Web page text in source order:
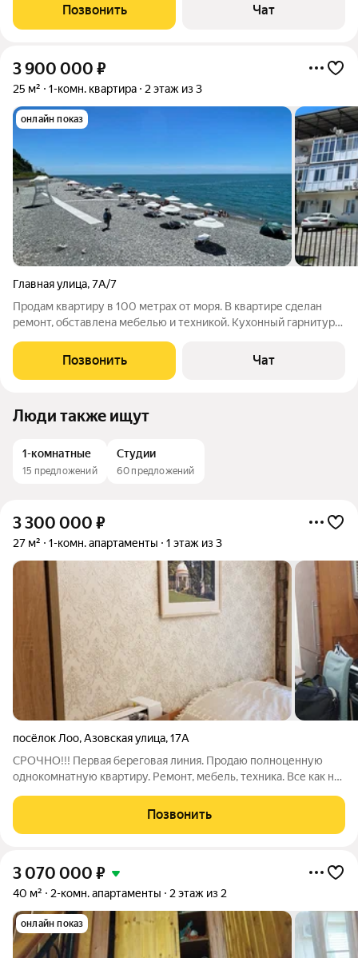
Позвонить Чат
3 900 000 ₽
25 м² 1-комн. квартира 2 этаж из 3
онлайн показ
Главная улица,7А/7
Продам квартиру в 100 метрах от моря. В квартире сделан
ремонт, обставлена мебелью и техникой. Кухонный гарнитур
территории дома расположены беседки, зона барбекю и
парковка. Есть эксплуатируемая
Позвонить Чат
Люди также ищут
1-комнатные
15 предложений
Студии
60 предложений
3 300 000 ₽
27 м² 1-комн. апартаменты 1 этаж из 3
посёлок Лоо,Азовская улица,17А
СРОЧНО!!! Первая береговая линия. Продаю полноценную
однокомнатную квартиру. Ремонт, мебель, техника. Все как на
Рядом Магнит и Пятерочка. До ж.д станции Лоо всег 8 - 10
минут спокойным шагом.
Позвонить
3 070 000 ₽
40 м² 2-комн. апартаменты 2 этаж из 2
онлайн показ